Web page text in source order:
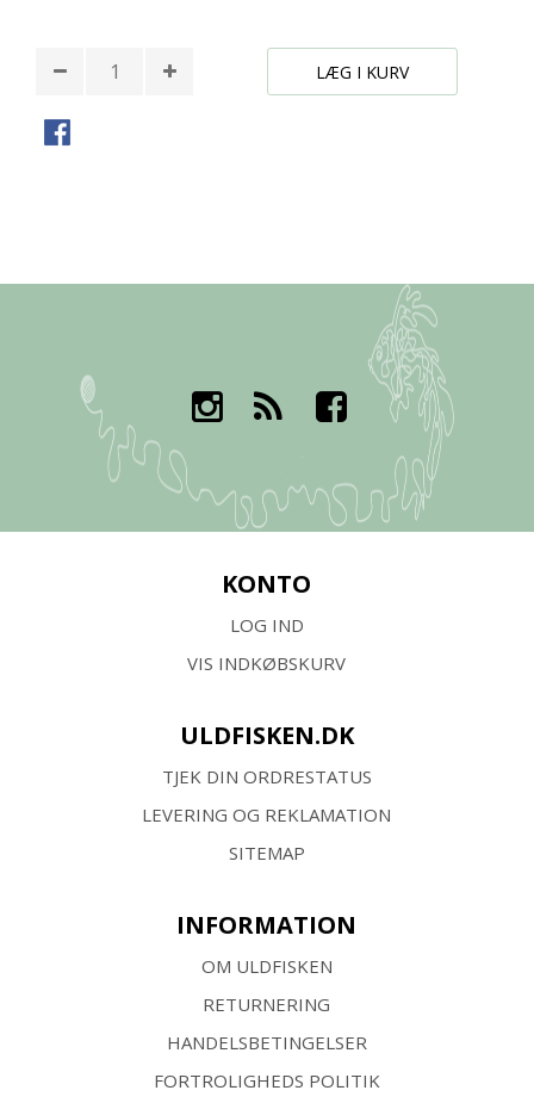
LÆG I KURV
KONTO
LOG IND
VIS INDKØBSKURV
ULDFISKEN.DK
TJEK DIN ORDRESTATUS
LEVERING OG REKLAMATION
SITEMAP
INFORMATION
OM ULDFISKEN
RETURNERING
HANDELSBETINGELSER
FORTROLIGHEDS POLITIK